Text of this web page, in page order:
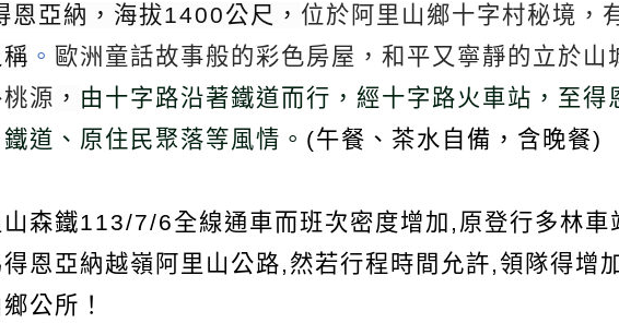
恩亞納，海拔1400公尺， 位於阿里山鄉十字村秘境，
。 歐洲童話故事般的彩色房屋，和平又寧靜的立於山
源 ， 由十字路沿著鐵道而行，經十字路火車站，至
道、原住民聚落等風情。 (午餐、茶水自備，含晚餐)
森鐵113/7/6全線通車而班次密度增加,原登行多林車
恩亞納越嶺阿里山公路,然若行程時間允許,領隊得增
公所！